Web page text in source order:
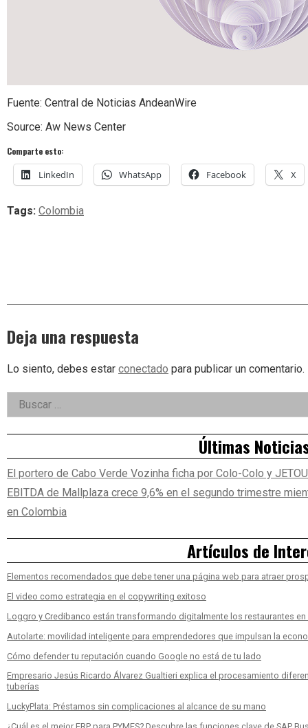
Fuente: Central de Noticias AndeanWire
Source: Aw News Center
Comparte esto:
LinkedIn WhatsApp Facebook X
Tags: Colombia
Deja una respuesta
Lo siento, debes estar conectado para publicar un comentario.
Right
Asides
Buscar:
Últimas
El portero de Cabo Verde Vozinha ficha por Colo-Colo y
EBITDA de Mallplaza crece 9,6% en el segundo trimestre
en Colombia
Artículos de
Elementos recomendados que debe tener una página web para atraer
El video como estrategia en el copywriting exitoso
Loggro y Credibanco están transformando digitalmente los restaurantes
Autolarte: movilidad inteligente para emprendedores que impulsan la
Cómo defender tu reputación cuando Google no está de tu lado
Empresario Jesús Ricardo Álvarez Gualtieri explica el procesamiento
tuberías
LuckyPlata: Préstamos sin complicaciones al alcance de su mano